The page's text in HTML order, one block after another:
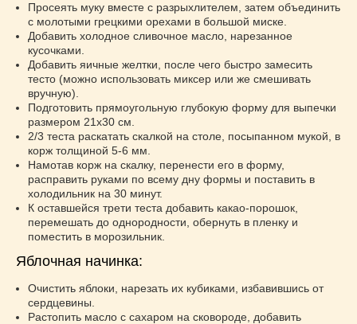
Просеять муку вместе с разрыхлителем, затем объединить
с молотыми грецкими орехами в большой миске.
Добавить холодное сливочное масло, нарезанное
кусочками.
Добавить яичные желтки, после чего быстро замесить
тесто (можно использовать миксер или же смешивать
вручную).
Подготовить прямоугольную глубокую форму для выпечки
размером 21х30 см.
2/3 теста раскатать скалкой на столе, посыпанном мукой, в
корж толщиной 5-6 мм.
Намотав корж на скалку, перенести его в форму,
расправить руками по всему дну формы и поставить в
холодильник на 30 минут.
К оставшейся трети теста добавить какао-порошок,
перемешать до однородности, обернуть в пленку и
поместить в морозильник.
Яблочная начинка:
Очистить яблоки, нарезать их кубиками, избавившись от
сердцевины.
Растопить масло с сахаром на сковороде, добавить